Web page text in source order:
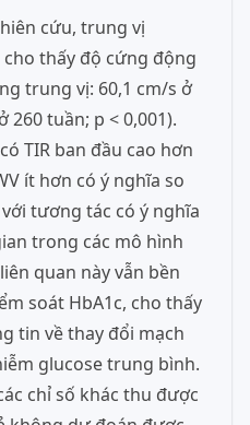
cứu, trung vị
cho thấy độ cứng động
trung vị: 60,1 cm/s ở
260 tuần; p < 0,001).
TIR ban đầu cao hơn
ít hơn có ý nghĩa so
tương tác có ý nghĩa
trong các mô hình
quan này vẫn bền
soát HbA1c, cho thấy
tin về thay đổi mạch
glucose trung bình.
chỉ số khác thu được